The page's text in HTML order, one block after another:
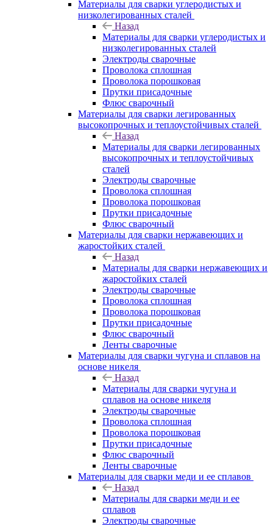
Материалы для сварки углеродистых и
низколегированных сталей
Назад
Материалы для сварки углеродистых и
низколегированных сталей
Электроды сварочные
Проволока сплошная
Проволока порошковая
Прутки присадочные
Флюс сварочный
Материалы для сварки легированных
высокопрочных и теплоустойчивых сталей
Назад
Материалы для сварки легированных
высокопрочных и теплоустойчивых
сталей
Электроды сварочные
Проволока сплошная
Проволока порошковая
Прутки присадочные
Флюс сварочный
Материалы для сварки нержавеющих и
жаростойких сталей
Назад
Материалы для сварки нержавеющих и
жаростойких сталей
Электроды сварочные
Проволока сплошная
Проволока порошковая
Прутки присадочные
Флюс сварочный
Ленты сварочные
Материалы для сварки чугуна и сплавов на
основе никеля
Назад
Материалы для сварки чугуна и
сплавов на основе никеля
Электроды сварочные
Проволока сплошная
Проволока порошковая
Прутки присадочные
Флюс сварочный
Ленты сварочные
Материалы для сварки меди и ее сплавов
Назад
Материалы для сварки меди и ее
сплавов
Электроды сварочные